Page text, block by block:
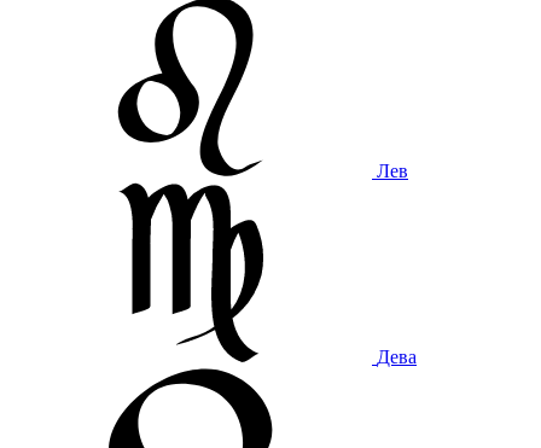
Лев
Дева